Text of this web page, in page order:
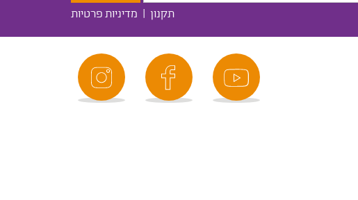
תקנון | מדיניות פרטיות